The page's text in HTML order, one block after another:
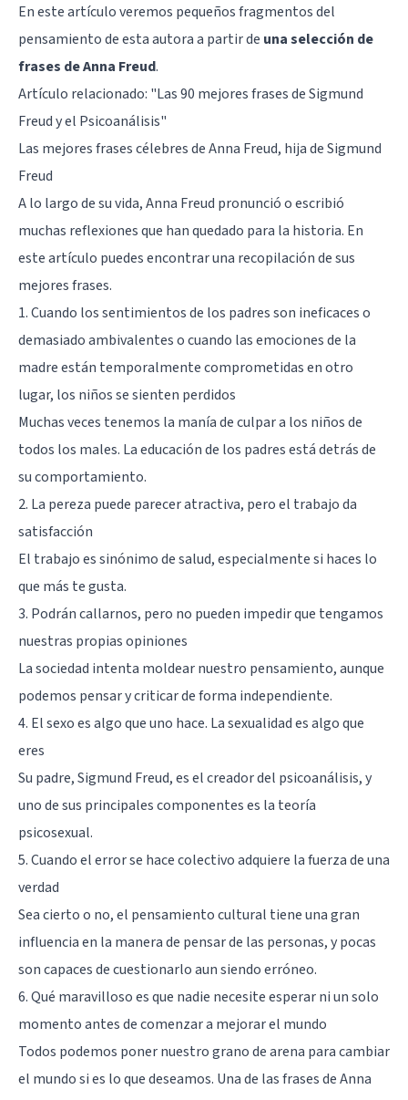
En este artículo veremos pequeños fragmentos del
pensamiento de esta autora a partir de una selección de
frases de Anna Freud.
Artículo relacionado: "Las 90 mejores frases de Sigmund
Freud y el Psicoanálisis"
Las mejores frases célebres de Anna Freud, hija de Sigmund
Freud
A lo largo de su vida, Anna Freud pronunció o escribió
muchas reflexiones que han quedado para la historia. En
este artículo puedes encontrar una recopilación de sus
mejores frases.
1. Cuando los sentimientos de los padres son ineficaces o
demasiado ambivalentes o cuando las emociones de la
madre están temporalmente comprometidas en otro
lugar, los niños se sienten perdidos
Muchas veces tenemos la manía de culpar a los niños de
todos los males. La educación de los padres está detrás de
su comportamiento.
2. La pereza puede parecer atractiva, pero el trabajo da
satisfacción
El trabajo es sinónimo de salud, especialmente si haces lo
que más te gusta.
3. Podrán callarnos, pero no pueden impedir que tengamos
nuestras propias opiniones
La sociedad intenta moldear nuestro pensamiento, aunque
podemos pensar y criticar de forma independiente.
4. El sexo es algo que uno hace. La sexualidad es algo que
eres
Su padre, Sigmund Freud, es el creador del psicoanálisis, y
uno de sus principales componentes es la teoría
psicosexual.
5. Cuando el error se hace colectivo adquiere la fuerza de una
verdad
Sea cierto o no, el pensamiento cultural tiene una gran
influencia en la manera de pensar de las personas, y pocas
son capaces de cuestionarlo aun siendo erróneo.
6. Qué maravilloso es que nadie necesite esperar ni un solo
momento antes de comenzar a mejorar el mundo
Todos podemos poner nuestro grano de arena para cambiar
el mundo si es lo que deseamos. Una de las frases de Anna